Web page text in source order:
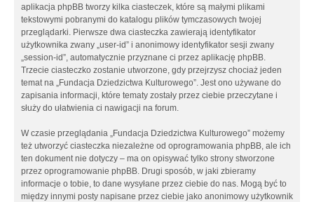
aplikacja phpBB tworzy kilka ciasteczek, które są małymi plikami
tekstowymi pobranymi do katalogu plików tymczasowych twojej
przeglądarki. Pierwsze dwa ciasteczka zawierają identyfikator
użytkownika zwany „user-id” i anonimowy identyfikator sesji zwany
„session-id”, automatycznie przyznane ci przez aplikację phpBB.
Trzecie ciasteczko zostanie utworzone, gdy przejrzysz chociaż jeden
temat na „Fundacja Dziedzictwa Kulturowego”. Jest ono używane do
zapisania informacji, które tematy zostały przez ciebie przeczytane i
służy do ułatwienia ci nawigacji na forum.
W czasie przeglądania „Fundacja Dziedzictwa Kulturowego” możemy
też utworzyć ciasteczka niezależne od oprogramowania phpBB, ale ich
ten dokument nie dotyczy – ma on opisywać tylko strony stworzone
przez oprogramowanie phpBB. Drugi sposób, w jaki zbieramy
informacje o tobie, to dane wysyłane przez ciebie do nas. Mogą być to
między innymi posty napisane przez ciebie jako anonimowy użytkownik